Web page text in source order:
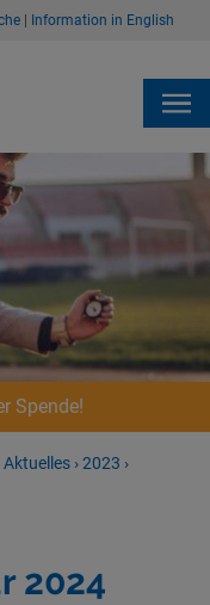
Information in English
Spende!
Aktuelles ›2023 ›
2024